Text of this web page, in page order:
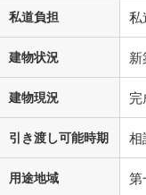
の金融機関等における
済方法「元利均等返済
適用した場合の計算結
借り入れの際は各金融
す。
条件によってお借り入
不動産
私道負担 私
建物状況
建物現況
引き渡し可能時期 相
用途地域 第